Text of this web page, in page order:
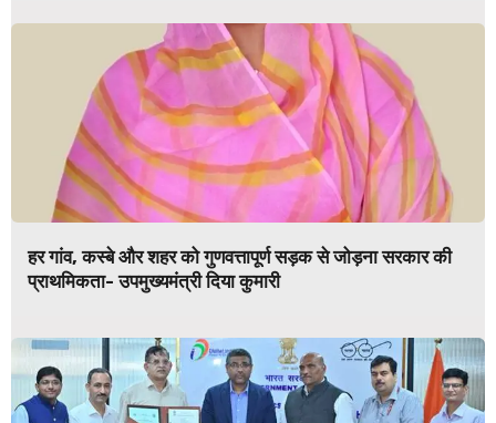
हर गांव, कस्बे और शहर को गुणवत्तापूर्ण सड़क से जोड़ना सरकार की
प्राथमिकता- उपमुख्यमंत्री दिया कुमारी